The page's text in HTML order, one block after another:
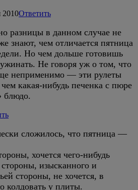
2010Ответить
разницы в данном случае не
чем отличается пятница
Но чем дольше готовишь
Не говоря уж о том, что
неприменимо — эти рулеты
какая-нибудь печенка с пюре
блюдо.
сложилось, что пятница —
хочется чего-нибудь
изысканного и
стороны, не хочется, в
колдовать у плиты.